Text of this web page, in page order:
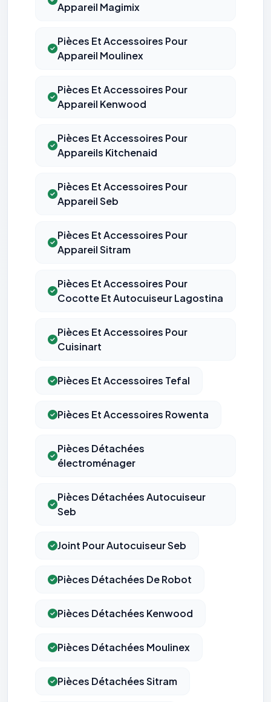
Appareil Magimix
Pièces Et Accessoires Pour
Appareil Moulinex
Pièces Et Accessoires Pour
Appareil Kenwood
Pièces Et Accessoires Pour
Appareils Kitchenaid
Pièces Et Accessoires Pour
Appareil Seb
Pièces Et Accessoires Pour
Appareil Sitram
Pièces Et Accessoires Pour
Cocotte Et Autocuiseur Lagostina
Pièces Et Accessoires Pour
Cuisinart
Pièces Et Accessoires Tefal
Pièces Et Accessoires Rowenta
Pièces Détachées
électroménager
Pièces Détachées Autocuiseur
Seb
Joint Pour Autocuiseur Seb
Pièces Détachées De Robot
Pièces Détachées Kenwood
Pièces Détachées Moulinex
Pièces Détachées Sitram